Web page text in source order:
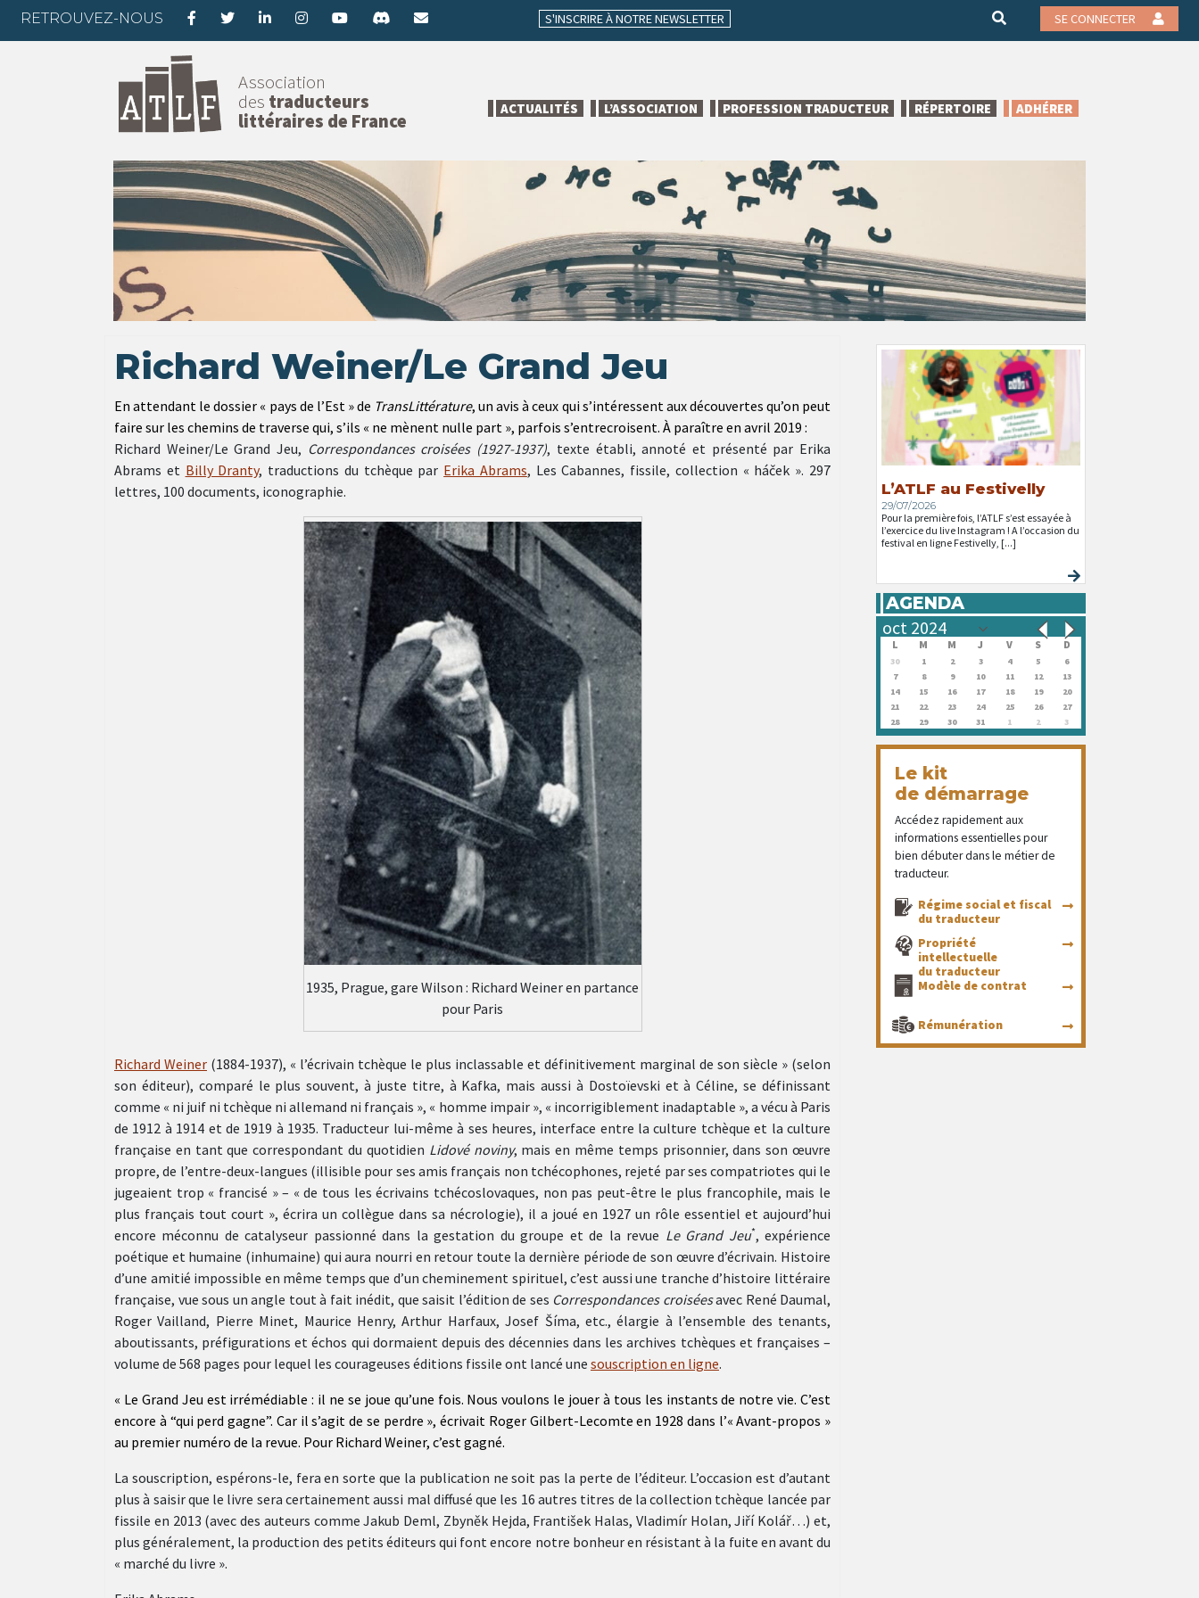
RETROUVEZ-NOUS S'INSCRIRE À NOTRE NEWSLETTER SE CONNECTER
Association
des traducteurs
littéraires de France
ACTUALITÉS L’ASSOCIATION PROFESSION TRADUCTEUR RÉPERTOIRE ADHÉRER
Richard Weiner/Le Grand Jeu
En attendant le dossier « pays de l’Est » de TransLittérature, un avis à ceux qui s’intéressent aux découvertes qu’on peut
faire sur les chemins de traverse qui, s’ils « ne mènent nulle part », parfois s’entrecroisent. À paraître en avril 2019 :
Richard Weiner/Le Grand Jeu, Correspondances croisées (1927-1937), texte établi, annoté et présenté par Erika
Abrams et Billy Dranty, traductions du tchèque par Erika Abrams, Les Cabannes, fissile, collection « háček ». 297
lettres, 100 documents, iconographie.
1935, Prague, gare Wilson : Richard Weiner en partance
pour Paris
Richard Weiner (1884-1937), « l’écrivain tchèque le plus inclassable et définitivement marginal de son siècle » (selon
son éditeur), comparé le plus souvent, à juste titre, à Kafka, mais aussi à Dostoïevski et à Céline, se définissant
comme « ni juif ni tchèque ni allemand ni français », « homme impair », « incorrigiblement inadaptable », a vécu à Paris
de 1912 à 1914 et de 1919 à 1935. Traducteur lui-même à ses heures, interface entre la culture tchèque et la culture
française en tant que correspondant du quotidien Lidové noviny, mais en même temps prisonnier, dans son œuvre
propre, de l’entre-deux-langues (illisible pour ses amis français non tchécophones, rejeté par ses compatriotes qui le
jugeaient trop « francisé » – « de tous les écrivains tchécoslovaques, non pas peut-être le plus francophile, mais le
plus français tout court », écrira un collègue dans sa nécrologie), il a joué en 1927 un rôle essentiel et aujourd’hui
encore méconnu de catalyseur passionné dans la gestation du groupe et de la revue Le Grand Jeu*, expérience
poétique et humaine (inhumaine) qui aura nourri en retour toute la dernière période de son œuvre d’écrivain. Histoire
d’une amitié impossible en même temps que d’un cheminement spirituel, c’est aussi une tranche d’histoire littéraire
française, vue sous un angle tout à fait inédit, que saisit l’édition de ses Correspondances croiséesavec René Daumal,
Roger Vailland, Pierre Minet, Maurice Henry, Arthur Harfaux, Josef Šíma, etc., élargie à l’ensemble des tenants,
aboutissants, préfigurations et échos qui dormaient depuis des décennies dans les archives tchèques et françaises –
volume de 568 pages pour lequel les courageuses éditions fissile ont lancé une souscription en ligne.
« Le Grand Jeu est irrémédiable : il ne se joue qu’une fois. Nous voulons le jouer à tous les instants de notre vie. C’est
encore à “qui perd gagne”. Car il s’agit de se perdre », écrivait Roger Gilbert-Lecomte en 1928 dans l’« Avant-propos »
au premier numéro de la revue. Pour Richard Weiner, c’est gagné.
La souscription, espérons-le, fera en sorte que la publication ne soit pas la perte de l’éditeur. L’occasion est d’autant
plus à saisir que le livre sera certainement aussi mal diffusé que les 16 autres titres de la collection tchèque lancée par
fissile en 2013 (avec des auteurs comme Jakub Deml, Zbyněk Hejda, František Halas, Vladimír Holan, Jiří Kolář…) et,
plus généralement, la production des petits éditeurs qui font encore notre bonheur en résistant à la fuite en avant du
« marché du livre ».
L’ATLF au Festivelly
29/07/2026
Pour la première fois, l’ATLF s’est essayée à
l’exercice du live Instagram ! A l’occasion du
festival en ligne Festivelly, [...]
AGENDA
L M M J V S D
30 1 2 3 4 5
6
7
8 9 10 11 12
13
14
15 16 17 18 19
20
21
22 23 24 25 26
27
28
29 30 31 1 2 3
Le kit
de démarrage
Accédez rapidement aux
informations essentielles pour
bien débuter dans le métier de
traducteur.
Régime social et fiscal
du traducteur
Propriété
intellectuelle
du traducteur
Modèle de contrat
Rémunération